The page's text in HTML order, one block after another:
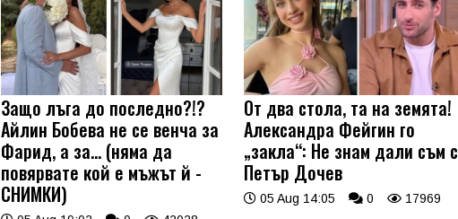
Защо лъга до последно?!?
Айлин Бобева не се венча за
Фарид, а за... (няма да
повярвате кой е мъжът й -
СНИМКИ)
От два стола, та на земята!
Александра Фейгин го
„закла“: Не знам дали съм с
Петър Дочев
05 Aug 14:05 0 17969